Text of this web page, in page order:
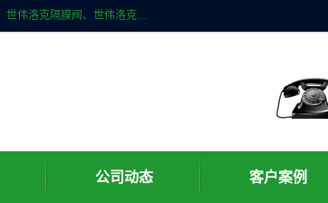
上海牧冶阀门有限公司是国内专业的世伟洛克（Swagelok）直接供应商咨询蔡工，主营世伟洛克球阀、世伟洛克针型阀、世伟洛克隔膜阀、世伟洛克旋塞阀、世伟洛克单向阀、世伟洛克接头、世伟洛克快速接头、世伟洛克卡套管、世伟洛克弯管器、世伟洛克工具等。
公司动态 客户案例